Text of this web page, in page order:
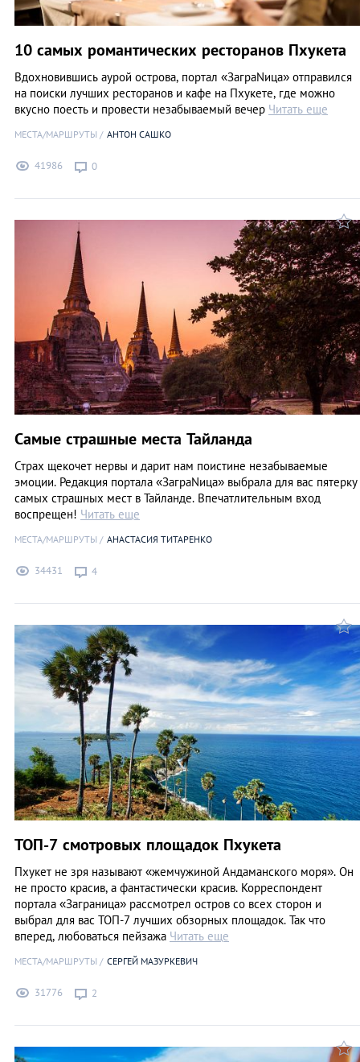
10 самых романтических ресторанов Пхукета
Вдохновившись аурой острова, портал «ЗаграNица» отправился
на поиски лучших ресторанов и кафе на Пхукете, где можно
вкусно поесть и провести незабываемый вечер Читать еще
МЕСТА/МАРШРУТЫ АНТОН САШКО
41986 0
Самые страшные места Тайланда
Страх щекочет нервы и дарит нам поистине незабываемые
эмоции. Редакция портала «ЗаграNица» выбрала для вас пятерку
самых страшных мест в Тайланде. Впечатлительным вход
воспрещен! Читать еще
МЕСТА/МАРШРУТЫ АНАСТАСИЯ ТИТАРЕНКО
34431 4
ТОП-7 смотровых площадок Пхукета
Пхукет не зря называют «жемчужиной Андаманского моря». Он
не просто красив, а фантастически красив. Корреспондент
портала «Заграница» рассмотрел остров со всех сторон и
выбрал для вас ТОП-7 лучших обзорных площадок. Так что
вперед, любоваться пейзажа Читать еще
МЕСТА/МАРШРУТЫ СЕРГЕЙ МАЗУРКЕВИЧ
31776 2